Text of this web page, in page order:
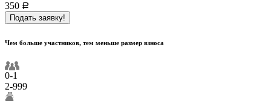
350 a
Подать заявку!
Чем больше участников, тем меньше размер взноса
0-1
2-999